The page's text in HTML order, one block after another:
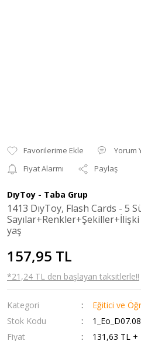
Yorum
Fiyat Alarmı
Paylaş
DıyToy - Taba Grup
1413 DıyToy, Flash Cards - 5
yaş
157,95 TL
*21,24 TL den başlayan taksitlerle!!
Kategori
Eğitici ve
Stok Kodu
Fiyat
131,63 TL +